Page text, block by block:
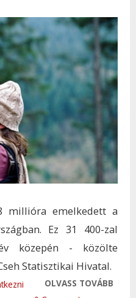
millióra emelkedett a
Ez 31 400-zal
közepén - közölte
Statisztikai Hivatal.
OLVASS TOVÁBB